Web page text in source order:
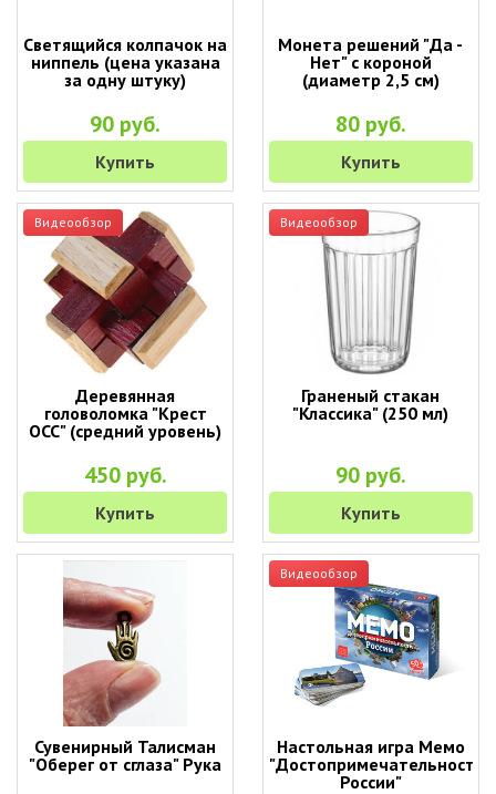
Светящийся колпачок на
ниппель (цена указана
за одну штуку)
90 руб.
Купить
Монета решений "Да -
Нет" с короной
(диаметр 2,5 см)
80 руб.
Купить
Видеообзор
Деревянная
головоломка "Крест
ОСС" (средний уровень)
450 руб.
Купить
Видеообзор
Граненый стакан
"Классика" (250 мл)
90 руб.
Купить
Сувенирный Талисман
"Оберег от сглаза" Рука
Видеообзор
Настольная игра Мемо
"Достопримечательности
России"